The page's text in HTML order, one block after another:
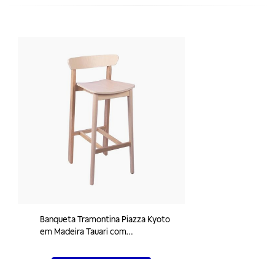
Banqueta Tramontina Piazza Kyoto
em Madeira Tauari com